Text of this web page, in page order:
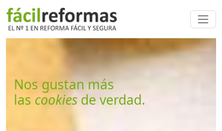
Nos gustan más
las cookies de verdad.